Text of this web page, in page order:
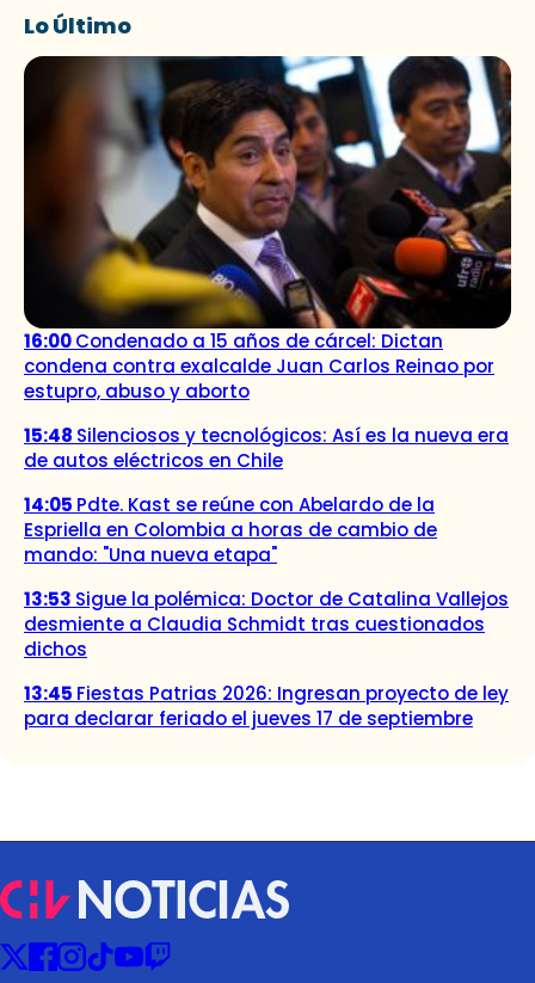
Lo Último
16:00Condenado a 15 años de cárcel: Dictan
condena contra exalcalde Juan Carlos Reinao por
estupro, abuso y aborto
15:48 Silenciosos y tecnológicos: Así es la nueva era
de autos eléctricos en Chile
14:05 Pdte. Kast se reúne con Abelardo de la
Espriella en Colombia a horas de cambio de
mando: "Una nueva etapa"
13:53 Sigue la polémica: Doctor de Catalina Vallejos
desmiente a Claudia Schmidt tras cuestionados
dichos
13:45 Fiestas Patrias 2026: Ingresan proyecto de ley
para declarar feriado el jueves 17 de septiembre